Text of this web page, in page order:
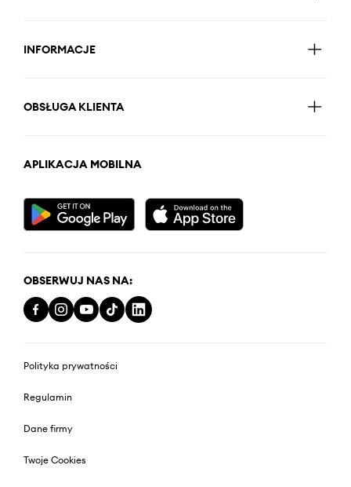
INFORMACJE
OBSŁUGA KLIENTA
APLIKACJA MOBILNA
OBSERWUJ NAS NA:
Polityka prywatności
Regulamin
Dane firmy
Twoje Cookies